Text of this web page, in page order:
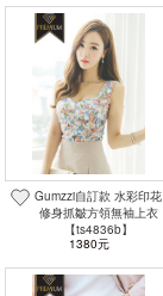
Gumzzi自訂款 水彩印花
修身抓皺方領無袖上衣
【ts4836b】
1380元